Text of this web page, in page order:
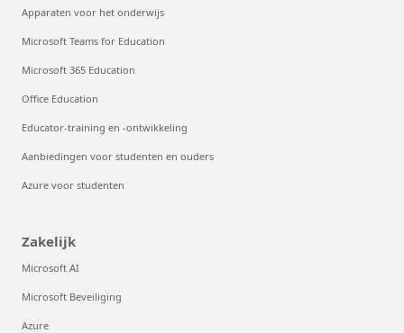
Apparaten voor het onderwijs
Microsoft Teams for Education
Microsoft 365 Education
Office Education
Educator-training en -ontwikkeling
Aanbiedingen voor studenten en ouders
Azure voor studenten
Zakelijk
Microsoft AI
Microsoft Beveiliging
Azure